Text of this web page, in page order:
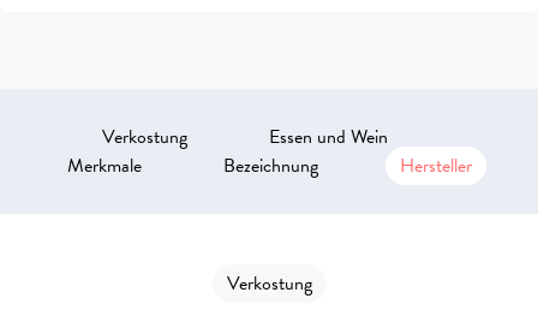
Verkostung
Essen und Wein
Merkmale
Bezeichnung Hersteller
Verkostung